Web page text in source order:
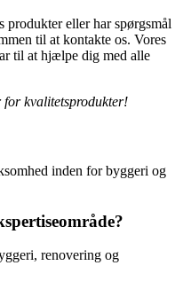
produkter eller har spørgsmål
til at kontakte os. Vores
til at hjælpe dig med alle
kvalitetsprodukter!
inden for byggeri og
renovering og